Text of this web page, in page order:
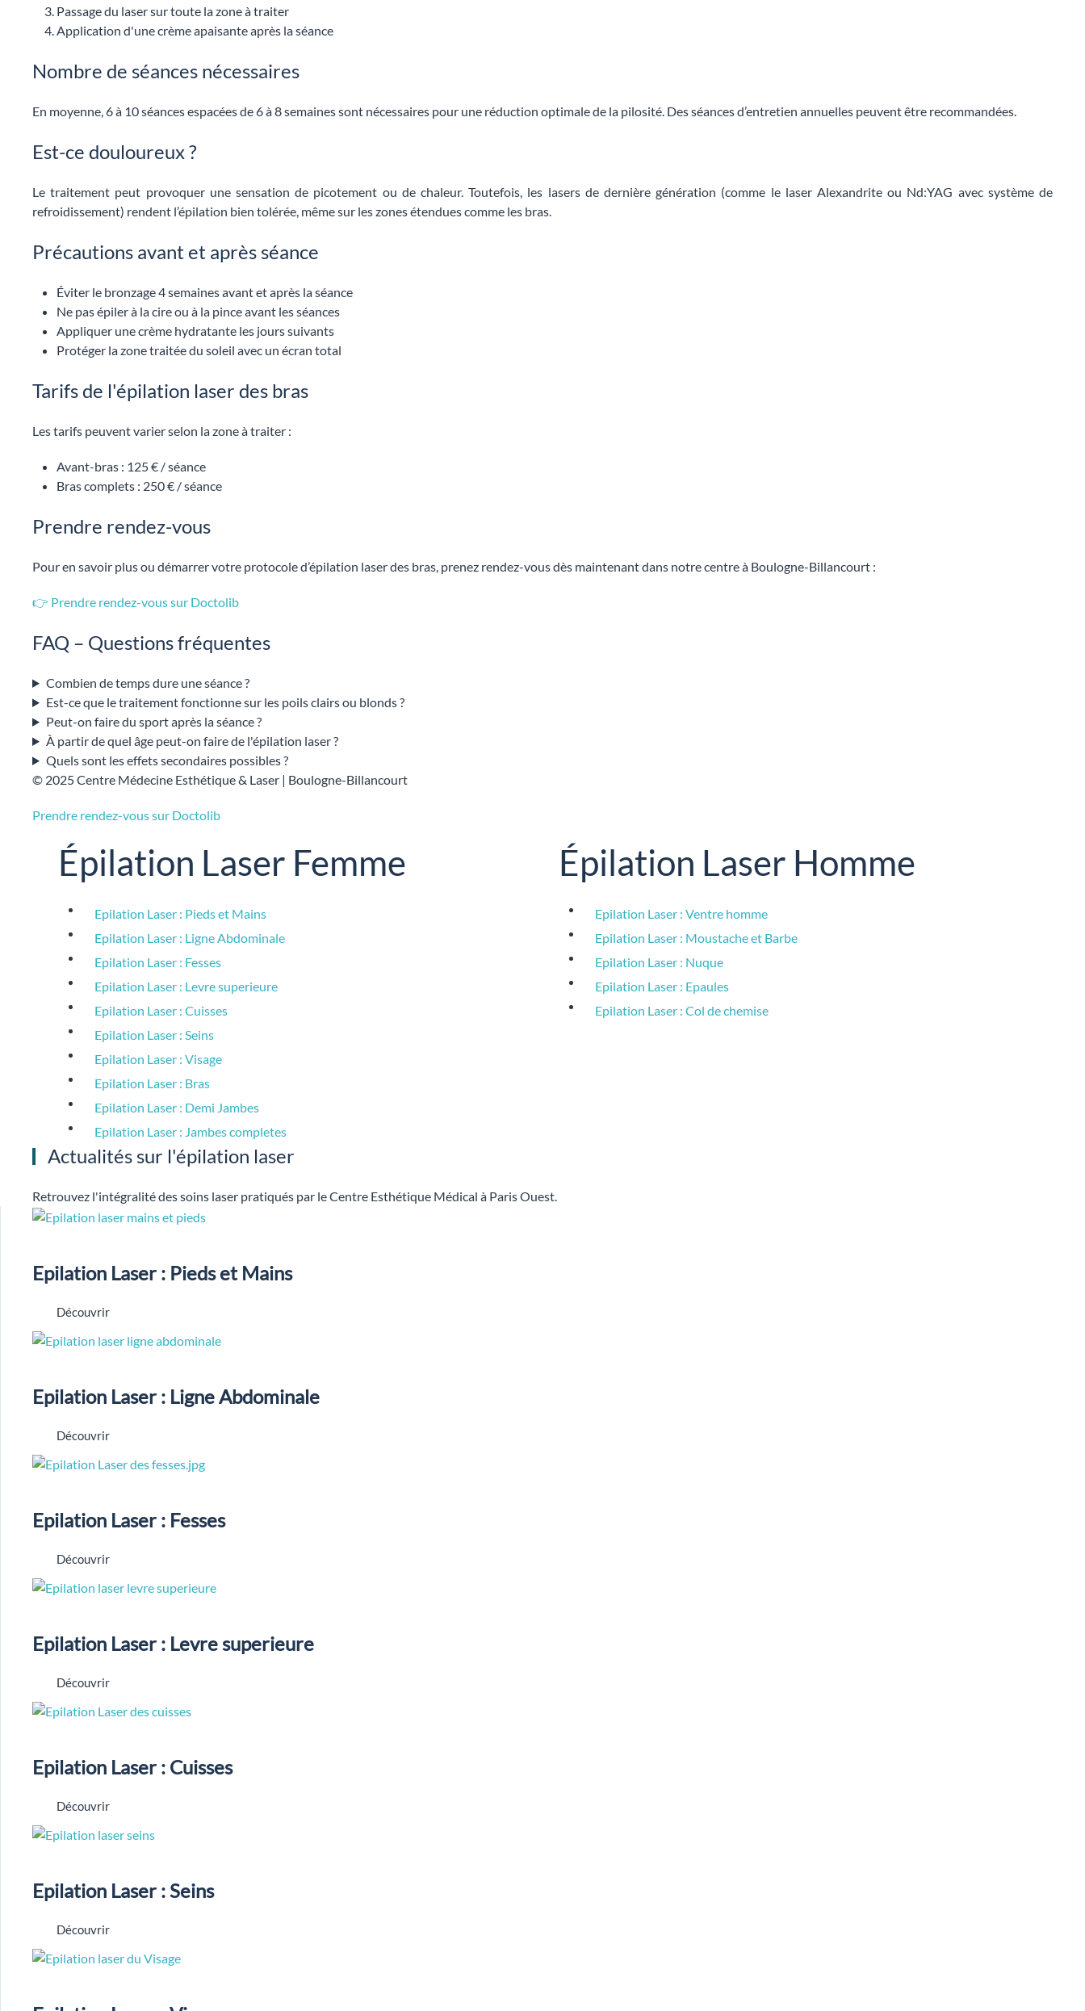
Passage du laser sur toute la zone à traiter
Application d'une crème apaisante après la séance
Nombre de séances nécessaires
En moyenne, 6 à 10 séances espacées de 6 à 8 semaines sont nécessaires pour une réduction optimale de la pilosité. Des séances d’entretien annuelles peuvent être recommandées.
Est-ce douloureux ?
Le traitement peut provoquer une sensation de picotement ou de chaleur. Toutefois, les lasers de dernière génération (comme le laser Alexandrite ou Nd:YAG avec système de
refroidissement) rendent l’épilation bien tolérée, même sur les zones étendues comme les bras.
Précautions avant et après séance
Éviter le bronzage 4 semaines avant et après la séance
Ne pas épiler à la cire ou à la pince avant les séances
Appliquer une crème hydratante les jours suivants
Protéger la zone traitée du soleil avec un écran total
Tarifs de l'épilation laser des bras
Les tarifs peuvent varier selon la zone à traiter :
Avant-bras : 125 € / séance
Bras complets : 250 € / séance
Prendre rendez-vous
Pour en savoir plus ou démarrer votre protocole d’épilation laser des bras, prenez rendez-vous dès maintenant dans notre centre à Boulogne-Billancourt :
👉 Prendre rendez-vous sur Doctolib
FAQ – Questions fréquentes
Combien de temps dure une séance ?
Est-ce que le traitement fonctionne sur les poils clairs ou blonds ?
Peut-on faire du sport après la séance ?
À partir de quel âge peut-on faire de l'épilation laser ?
Quels sont les effets secondaires possibles ?
© 2025 Centre Médecine Esthétique & Laser | Boulogne-Billancourt
Prendre rendez-vous sur Doctolib
Épilation Laser Femme
Epilation Laser : Pieds et Mains
Epilation Laser : Ligne Abdominale
Epilation Laser : Fesses
Epilation Laser : Levre superieure
Epilation Laser : Cuisses
Epilation Laser : Seins
Epilation Laser : Visage
Epilation Laser : Bras
Epilation Laser : Demi Jambes
Epilation Laser : Jambes completes
Épilation Laser Homme
Epilation Laser : Ventre homme
Epilation Laser : Moustache et Barbe
Epilation Laser : Nuque
Epilation Laser : Epaules
Epilation Laser : Col de chemise
Actualités sur l'épilation laser
Retrouvez l'intégralité des soins laser pratiqués par le Centre Esthétique Médical à Paris Ouest.
Epilation Laser : Pieds et Mains
Découvrir
Epilation Laser : Ligne Abdominale
Découvrir
Epilation Laser : Fesses
Découvrir
Epilation Laser : Levre superieure
Découvrir
Epilation Laser : Cuisses
Découvrir
Epilation Laser : Seins
Découvrir